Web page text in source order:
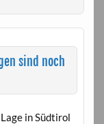
sind noch
in Südtirol